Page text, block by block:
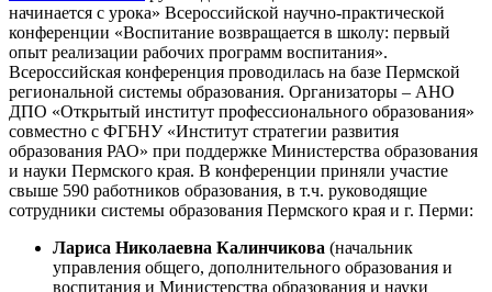
начинается с урока» Всероссийской научно-практической
конференции «Воспитание возвращается в школу: первый
опыт реализации рабочих программ воспитания».
Всероссийская конференция проводилась на базе Пермской
региональной системы образования. Организаторы – АНО
ДПО «Открытый институт профессионального образования»
совместно с ФГБНУ «Институт стратегии развития
образования РАО» при поддержке Министерства образования
и науки Пермского края. В конференции приняли участие
свыше 590 работников образования, в т.ч. руководящие
сотрудники системы образования Пермского края и г. Перми:
Лариса Николаевна Калинчикова (начальник
управления общего, дополнительного образования и
воспитания и Министерства образования и науки